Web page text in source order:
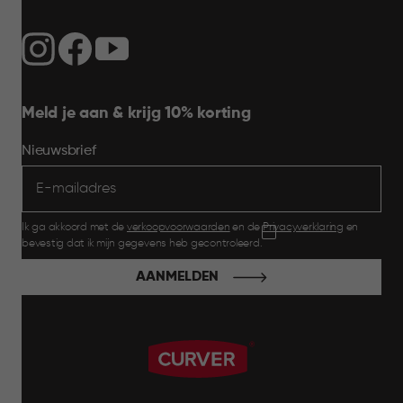
Meld je aan & krijg 10% korting
Nieuwsbrief
Ik ga akkoord met de verkoopvoorwaarden en dePrivacyverklaring en
bevestig dat ik mijn gegevens heb gecontroleerd.
AANMELDEN